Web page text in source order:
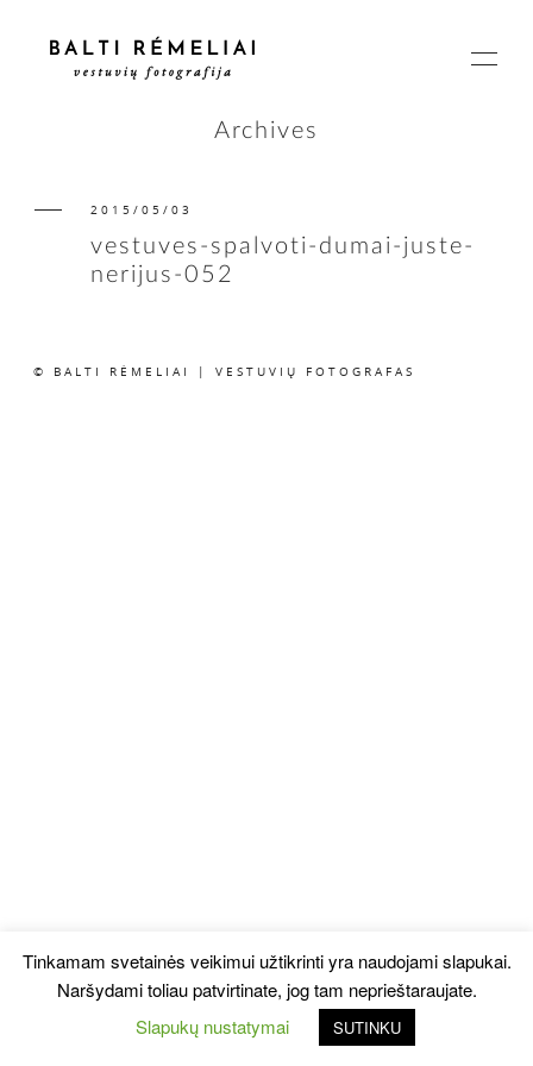
PAGRINDINIS
ISTORIJOS
Archives
2015/05/03
vestuves-spalvoti-dumai-juste-
nerijus-052
© BALTI RĖMELIAI | VESTUVIŲ FOTOGRAFAS
Tinkamam svetainės veikimui užtikrinti yra naudojami slapukai.
Naršydami toliau patvirtinate, jog tam neprieštaraujate.
Slapukų nustatymai
SUTINKU